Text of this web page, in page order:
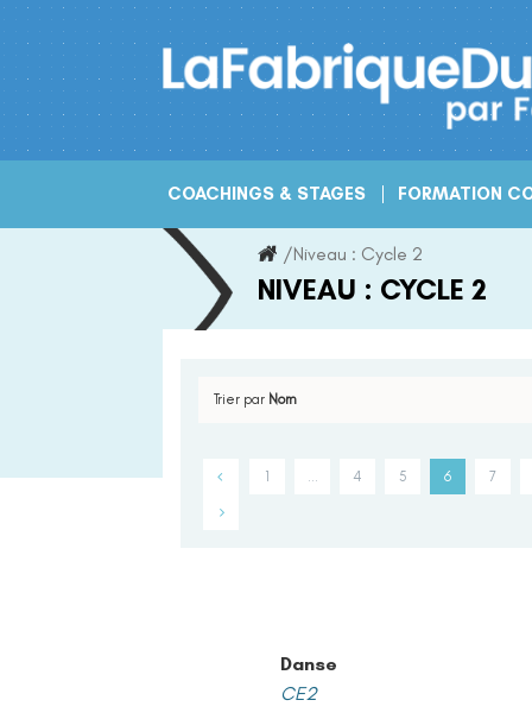
Skip
to
COACHINGS & STAGES FORMATION
/Niveau : Cycle 2
NIVEAU : CYCLE 2
Trier par Nom
1 … 4 5 6 7
Danse
CE2